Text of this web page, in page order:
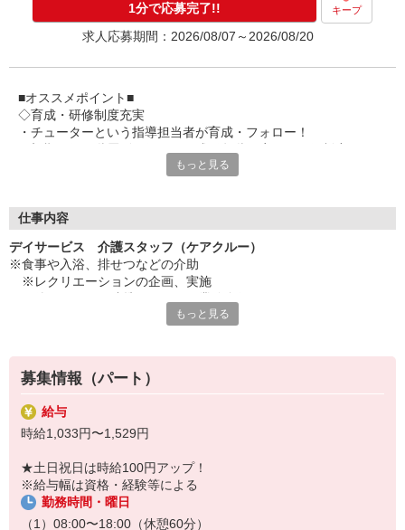
1分で応募完了!! キープ
求人応募期間：2026/08/07～2026/08/20
■オススメポイント■
◇育成・研修制度充実
・チューターという指導担当者が育成・フォロー！
・キャリアアップ支援制度を活用して働きながら資格取得が可能
・ツクイ独自の福祉厚生制度でプライベートも充実
・子育て支援の福利厚生制度あり！子育てと仕事の両立を応援◎
・スタッフ何でも相談窓口やライフキャリア相談など、各相談窓
口あり
◇頑張った分、スタッフに還元！
・パートは特別手当の支給あり
もっと見る
仕事内容
デイサービス 介護スタッフ（ケアクルー）
※食事や入浴、排せつなどの介助
※レクリエーションの企画、実施
★＼サービス・職種の魅力／
「今私たちに求められていることは何だろう」「どんな工夫をした
ら喜んでいただけるだろう」他職種で連携しながら創意工夫し支援
していきます。感謝の言葉を直接いただけたり、信頼関係を築いて
いくことができます。日勤中心で働け介護度も比較的高くないた
もっと見る
募集情報（パート）
給与
時給1,033円〜1,529円
★土日祝日は時給100円アップ！
※給与幅は資格・経験等による
勤務時間・曜日
（1）08:00〜18:00（休憩60分）